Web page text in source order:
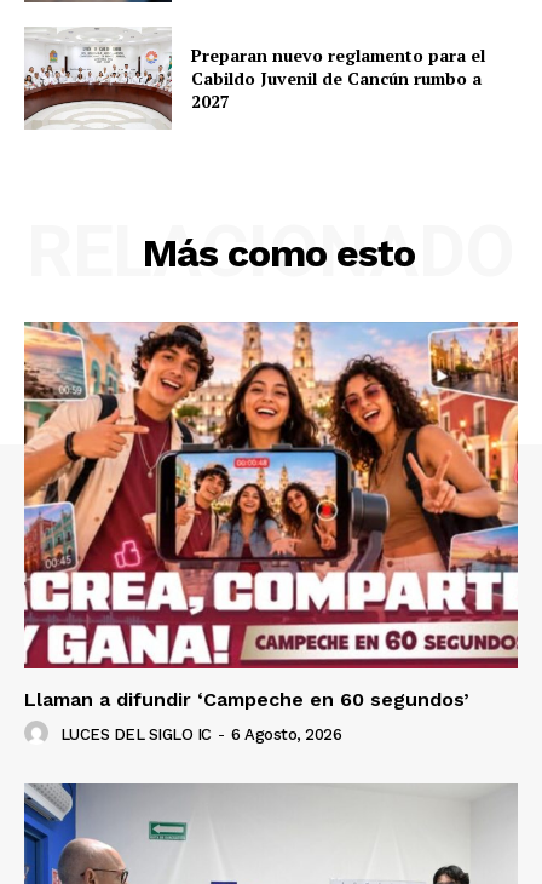
Preparan nuevo reglamento para el
Cabildo Juvenil de Cancún rumbo a
2027
Más como esto
RELACIONADO
Llaman a difundir ‘Campeche en 60 segundos’
LUCES DEL SIGLO IC - 6 Agosto, 2026